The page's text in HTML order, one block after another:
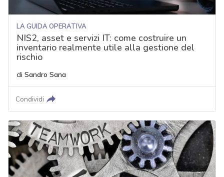
LA GUIDA OPERATIVA
NIS2, asset e servizi IT: come costruire un
inventario realmente utile alla gestione del
rischio
di Sandro Sana
Condividi